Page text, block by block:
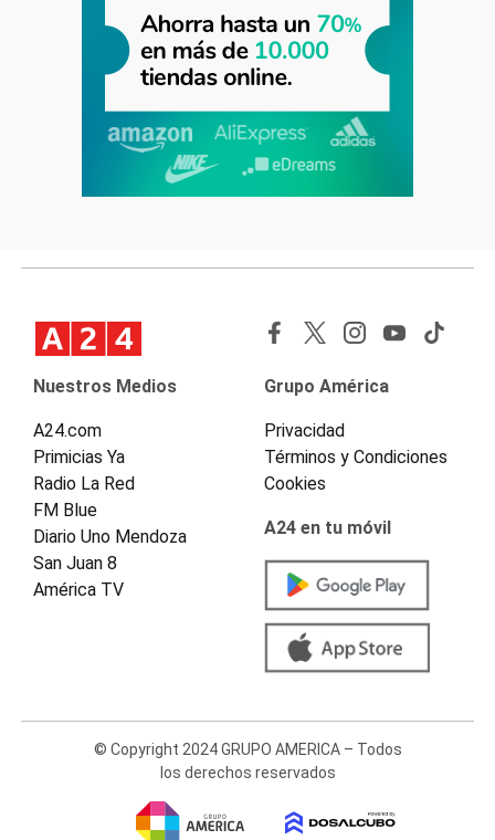
Nuestros Medios
A24.com
Primicias Ya
Radio La Red
FM Blue
Diario Uno Mendoza
San Juan 8
América TV
Grupo América
Privacidad
Términos y Condiciones
Cookies
A24 en tu móvil
© Copyright 2024 GRUPO AMERICA – Todos
los derechos reservados